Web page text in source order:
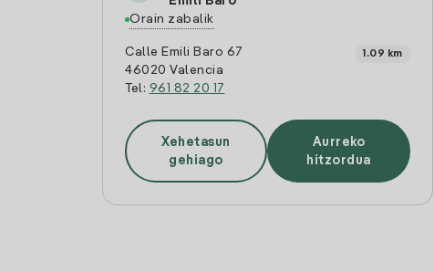
Orain zabalik
Calle Emili Baro 67
46020 Valencia
Tel: 961 82 20 17
1.09 km
Xehetasun
gehiago
Aurreko
hitzordua